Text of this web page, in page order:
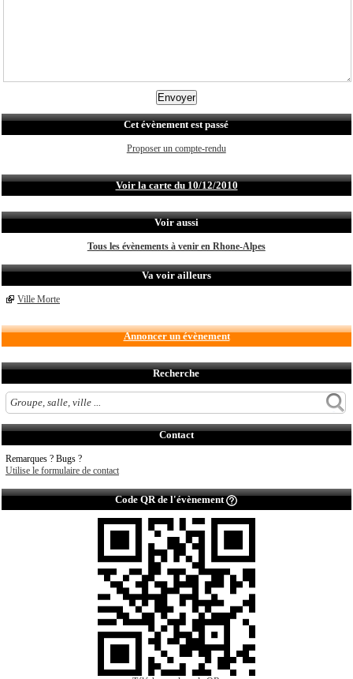
Cet évènement est passé
Proposer un compte-rendu
Voir la carte du 10/12/2010
Voir aussi
Tous les évènements à venir en Rhone-Alpes
Va voir ailleurs
Ville Morte
Annoncer un évènement
Recherche
Contact
Remarques ? Bugs ?
Utilise le formulaire de contact
Code QR de l'évènement